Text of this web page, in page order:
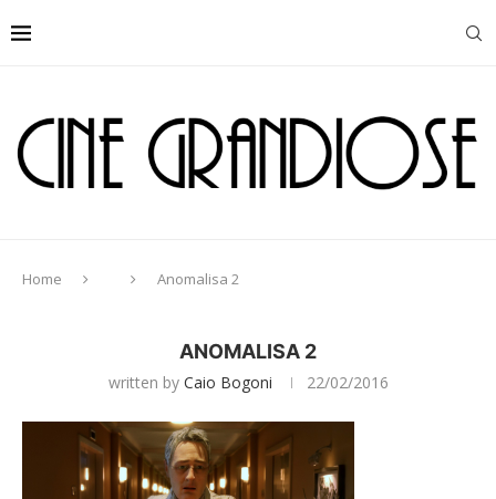
Home Anomalisa 2
ANOMALISA 2
written by Caio Bogoni 22/02/2016